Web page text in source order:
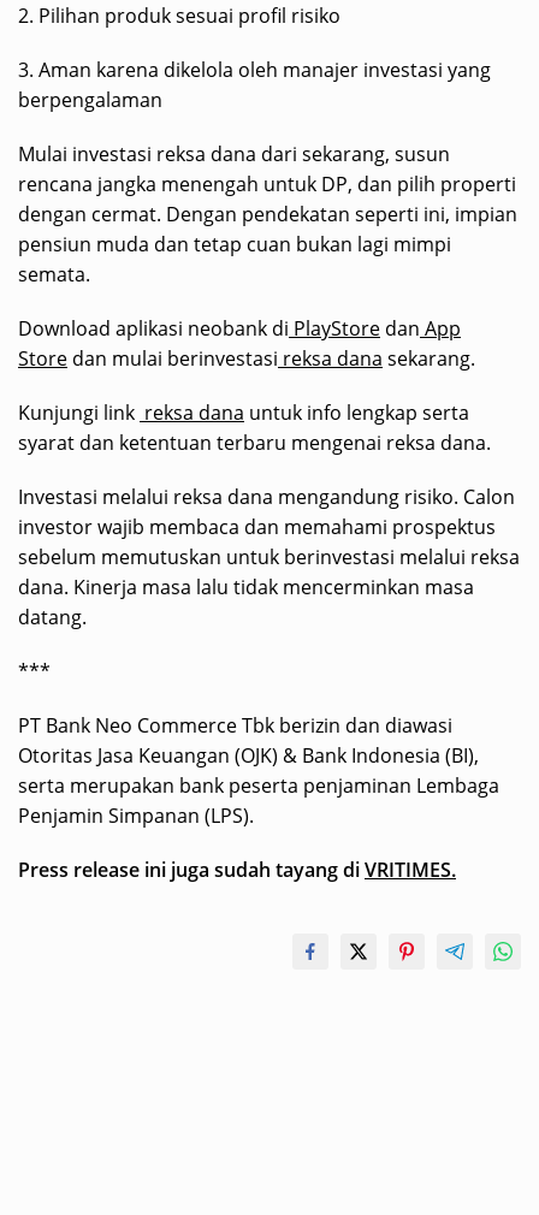
2. Pilihan produk sesuai profil risiko
3. Aman karena dikelola oleh manajer investasi yang
berpengalaman
Mulai investasi reksa dana dari sekarang, susun
rencana jangka menengah untuk DP, dan pilih properti
dengan cermat. Dengan pendekatan seperti ini, impian
pensiun muda dan tetap cuan bukan lagi mimpi
semata.
Download aplikasi neobank di PlayStore dan App
Store dan mulai berinvestasi reksa dana sekarang.
Kunjungi link reksa dana untuk info lengkap serta
syarat dan ketentuan terbaru mengenai reksa dana.
Investasi melalui reksa dana mengandung risiko. Calon
investor wajib membaca dan memahami prospektus
sebelum memutuskan untuk berinvestasi melalui reksa
dana. Kinerja masa lalu tidak mencerminkan masa
datang.
***
PT Bank Neo Commerce Tbk berizin dan diawasi
Otoritas Jasa Keuangan (OJK) & Bank Indonesia (BI),
serta merupakan bank peserta penjaminan Lembaga
Penjamin Simpanan (LPS).
Press release ini juga sudah tayang diVRITIMES.